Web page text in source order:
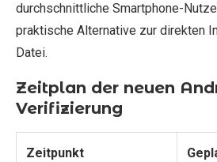
durchschnittliche Smartphone-
praktische Alternative zur direkten
Datei.
Zeitplan der neuen
Verifizierung
Zeitpunkt